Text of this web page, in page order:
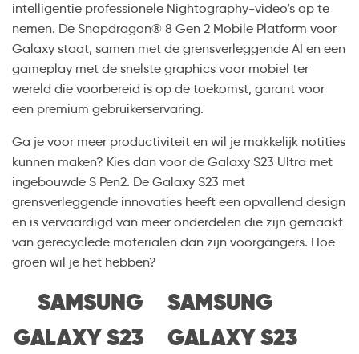
intelligentie professionele Nightography-video’s op te
nemen. De Snapdragon® 8 Gen 2 Mobile Platform voor
Galaxy staat, samen met de grensverleggende AI en een
gameplay met de snelste graphics voor mobiel ter
wereld die voorbereid is op de toekomst, garant voor
een premium gebruikerservaring.
Ga je voor meer productiviteit en wil je makkelijk notities
kunnen maken? Kies dan voor de Galaxy S23 Ultra met
ingebouwde S Pen2. De Galaxy S23 met
grensverleggende innovaties heeft een opvallend design
en is vervaardigd van meer onderdelen die zijn gemaakt
van gerecyclede materialen dan zijn voorgangers. Hoe
groen wil je het hebben?
SAMSUNG
GALAXY S23
SAMSUNG
GALAXY S23